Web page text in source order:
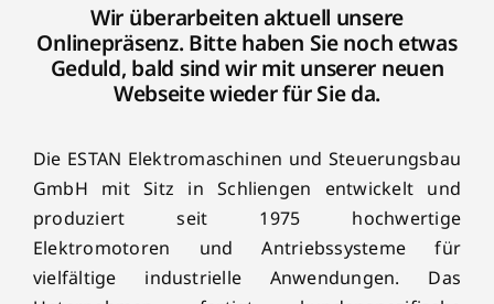
Wir überarbeiten aktuell unsere
Onlinepräsenz. Bitte haben Sie noch etwas
Geduld, bald sind wir mit unserer neuen
Webseite wieder für Sie da.
Die ESTAN Elektromaschinen und Steuerungsbau
GmbH mit Sitz in Schliengen entwickelt und
produziert seit 1975 hochwertige
Elektromotoren und Antriebssysteme für
vielfältige industrielle Anwendungen. Das